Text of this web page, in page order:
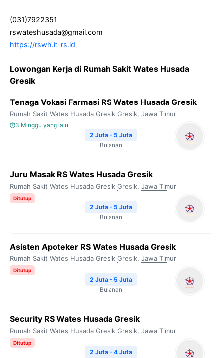
(031)7922351
rswateshusada@gmail.com
https://rswh.it-rs.id
Lowongan Kerja di Rumah Sakit Wates Husada
Gresik
Tenaga Vokasi Farmasi RS Wates Husada Gresik
Rumah Sakit Wates Husada Gresik Gresik, Jawa Timur
3 Minggu yang lalu
2 Juta - 5 Juta
Bulanan
Juru Masak RS Wates Husada Gresik
Rumah Sakit Wates Husada Gresik Gresik, Jawa Timur
Ditutup
2 Juta - 5 Juta
Bulanan
Asisten Apoteker RS Wates Husada Gresik
Rumah Sakit Wates Husada Gresik Gresik, Jawa Timur
Ditutup
2 Juta - 5 Juta
Bulanan
Security RS Wates Husada Gresik
Rumah Sakit Wates Husada Gresik Gresik, Jawa Timur
Ditutup
2 Juta - 4 Juta